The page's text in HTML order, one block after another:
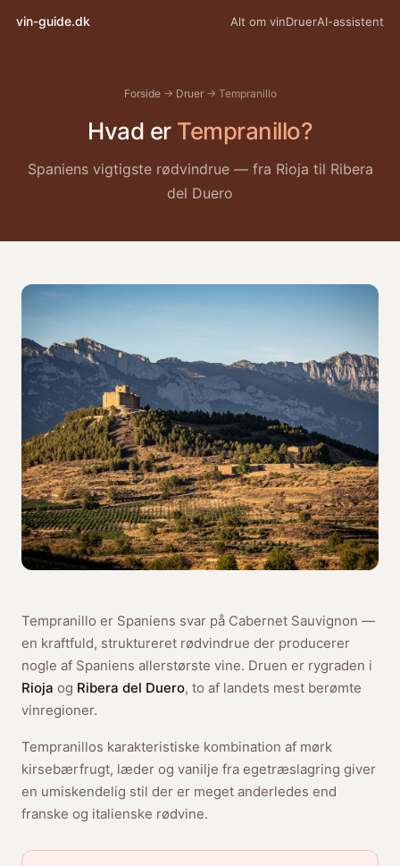
vin-guide.dk Alt om vinDruerAI-assistent
Forside→ Druer→ Tempranillo
Hvad er Tempranillo?
Spaniens vigtigste rødvindrue — fra Rioja til Ribera
del Duero
Tempranillo er Spaniens svar på Cabernet Sauvignon —
en kraftfuld, struktureret rødvindrue der producerer
nogle af Spaniens allerstørste vine. Druen er rygraden i
Rioja og Ribera del Duero, to af landets mest berømte
vinregioner.
Tempranillos karakteristiske kombination af mørk
kirsebærfrugt, læder og vanilje fra egetræslagring giver
en umiskendelig stil der er meget anderledes end
franske og italienske rødvine.